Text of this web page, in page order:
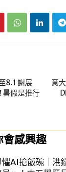
8.1 謝展
暑假是推行
意
會感興趣
懼AI搶飯碗｜港